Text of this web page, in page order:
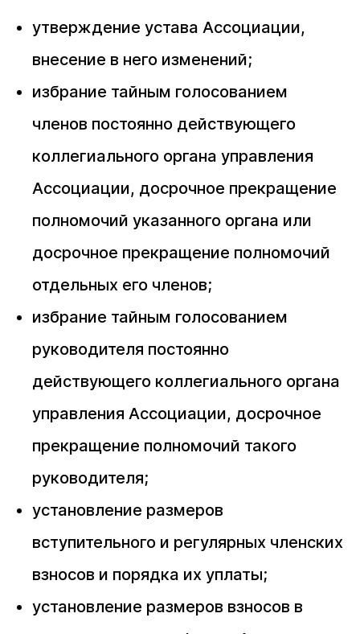
утверждение устава Ассоциации,
внесение в него изменений;
избрание тайным голосованием
членов постоянно действующего
коллегиального органа управления
Ассоциации, досрочное прекращение
полномочий указанного органа или
досрочное прекращение полномочий
отдельных его членов;
избрание тайным голосованием
руководителя постоянно
действующего коллегиального органа
управления Ассоциации, досрочное
прекращение полномочий такого
руководителя;
установление размеров
вступительного и регулярных членских
взносов и порядка их уплаты;
установление размеров взносов в